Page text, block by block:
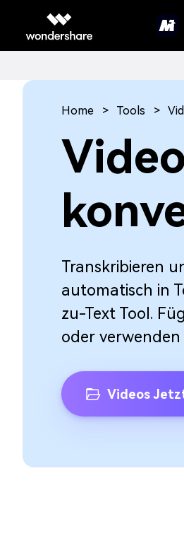
Transkribieren
automatisch in
zu-Text Tool.
oder verwenden
Videos
Home Tools